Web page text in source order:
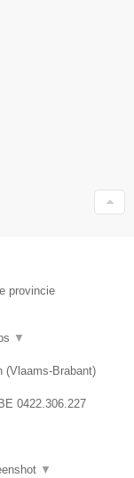
provincie
▼
(Vlaams-Brabant)
BE 0422.306.227
▼